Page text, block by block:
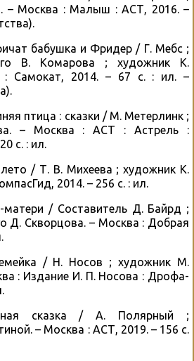
– Москва : Малыш : АСТ, 2016. –
бабушка и Фридер / Г. Мебс ;
В. Комарова ; художник К.
: Самокат, 2014. – 67 с. : ил. –
птица : сказки / М. Метерлинк ;
– Москва : АСТ : Астрель :
с. : ил.
/ Т. В. Михеева ; художник К.
2014. – 256 с. : ил.
/ Составитель Д. Байрд ;
Д. Скворцова. – Москва : Добрая
/ Н. Носов ; художник М.
: Издание И. П. Носова : Дрофа-
сказка / А. Полярный ;
– Москва : АСТ, 2019. – 156 с.